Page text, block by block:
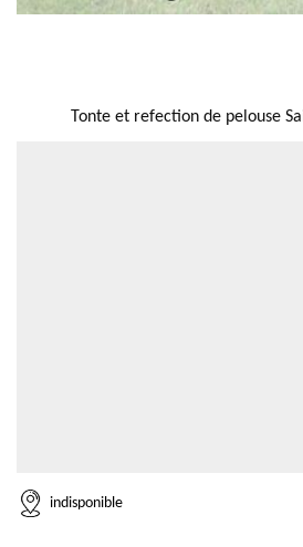
Tonte et refection de pelouse
indisponible